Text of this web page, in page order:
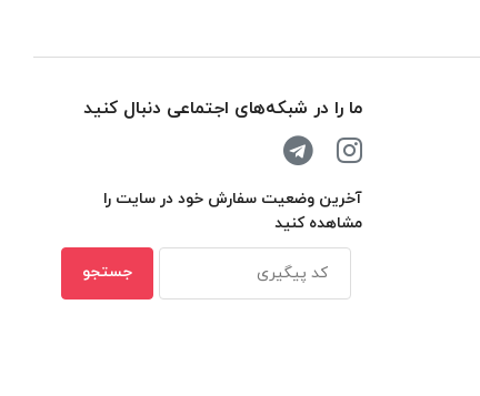
ما را در شبکه‌های اجتماعی دنبال کنید
آخرین وضعیت سفارش خود در سایت را
مشاهده کنید